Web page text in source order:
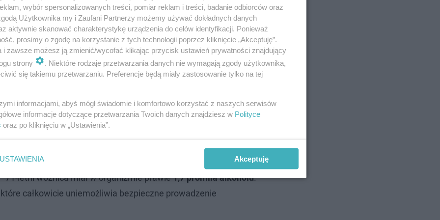
trafiła do dzielnicowych z Posterunku Policji w Racławicach.
Ich wysiłki szybko przyniosły rezultaty – na terenie gminy
który swój "przystanek" znalazł w pobliskim rowie.
To właśnie
znaleźli ciało młodego mężczyzny
71-letni woźnica miał w organizmie prawie1,7 promila alkoholu.
całkowicie uniemożliwia bezpieczne prowadzenie
wybór spersonalizowanych treści, pomiar reklam i treści, badanie odbiorców oraz
Użytkownika my i Zaufani Partnerzy możemy używać dokładnych danych
aktywnie skanować charakterystykę urządzenia do celów identyfikacji. Ponieważ
prosimy o zgodę na korzystanie z tych technologii poprzez kliknięcie „Akceptuję”.
i zawsze możesz ją zmienić/wycofać klikając przycisk ustawień prywatności znajdujący
strony
. Niektóre rodzaje przetwarzania danych nie wymagają zgody użytkownika,
się takiemu przetwarzaniu. Preferencje będą miały zastosowanie tylko na tej
informacjami, abyś mógł świadomie i komfortowo korzystać z naszych serwisów
informacje dotyczące przetwarzania Twoich danych znajdziesz w Polityce
oraz po kliknięciu w „Ustawienia”.
USTAWIENIA Akceptuję